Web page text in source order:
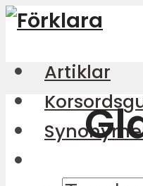
Artiklar